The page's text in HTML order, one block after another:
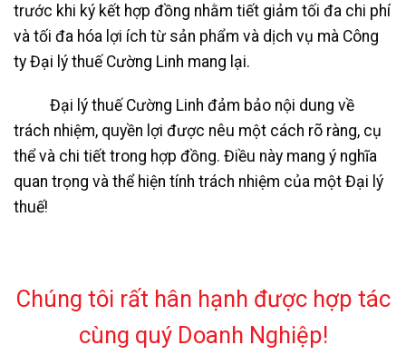
trước khi ký kết hợp đồng nhằm tiết giảm tối đa chi phí
và tối đa hóa lợi ích từ sản phẩm và dịch vụ mà Công
ty Đại lý thuế Cường Linh mang lại.
Đại lý thuế Cường Linh đảm bảo nội dung về
trách nhiệm, quyền lợi được nêu một cách rõ ràng, cụ
thể và chi tiết trong hợp đồng. Điều này mang ý nghĩa
quan trọng và thể hiện tính trách nhiệm của một Đại lý
thuế!
Chúng tôi rất hân hạnh được hợp tác
cùng quý Doanh Nghiệp!